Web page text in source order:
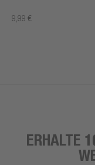
9,99 €
ERHALTE